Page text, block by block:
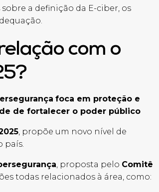
a definição da E-ciber, os
com o
5?
foca em proteção e
de fortalecer o poder público
, propõe um novo nível de
país.
, proposta pelo Comitê
todas relacionados à área, como: